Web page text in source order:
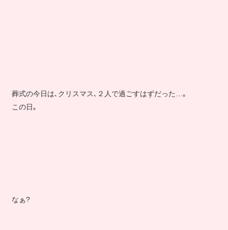
葬式の今日は､クリスマス､２人で過ごすはずだった…｡
この日｡
なぁ?